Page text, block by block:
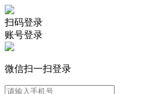
扫码登录
账号登录
微信扫一扫登录